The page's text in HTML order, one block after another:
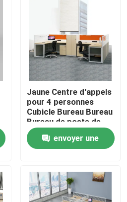
Jaune Centre d'appels
pour 4 personnes
Cubicle Bureau Bureau
Bureau de poste de
travail
envoyer une